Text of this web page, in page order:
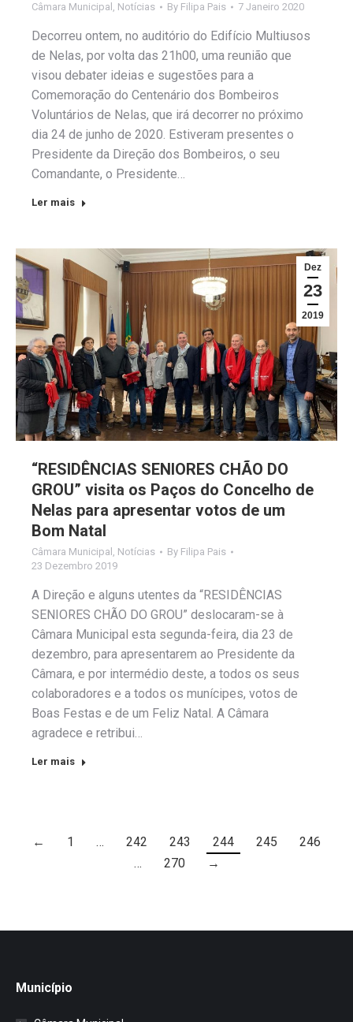
Câmara Municipal Notícias By Filipa Pais 7 Janeiro 2020
Decorreu ontem, no auditório do Edifício Multiusos
de Nelas, por volta das 21h00, uma reunião que
visou debater ideias e sugestões para a
Comemoração do Centenário dos Bombeiros
Voluntários de Nelas, que irá decorrer no próximo
dia 24 de junho de 2020. Estiveram presentes o
Presidente da Direção dos Bombeiros, o seu
Comandante, o Presidente…
Ler mais
Dez
23
2019
“RESIDÊNCIAS SENIORES CHÃO DO
GROU” visita os Paços do Concelho de
Nelas para apresentar votos de um
Bom Natal
Câmara Municipal , Notícias By Filipa Pais
23 Dezembro 2019
A Direção e alguns utentes da “RESIDÊNCIAS
SENIORES CHÃO DO GROU” deslocaram-se à
Câmara Municipal esta segunda-feira, dia 23 de
dezembro, para apresentarem ao Presidente da
Câmara, e por intermédio deste, a todos os seus
colaboradores e a todos os munícipes, votos de
Boas Festas e de um Feliz Natal. A Câmara
agradece e retribui…
Ler mais
← 1 … 242 243 244 245
246
…
270 →
Município